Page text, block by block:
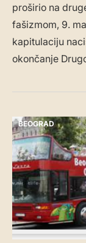
proširio na
fašizmom, 9.
kapitulaciju
okončanje
BEOGRAD